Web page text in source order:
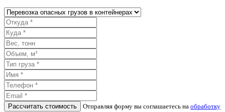
Рассчитать стоимость Отправляя форму вы соглашаетесь на обработку